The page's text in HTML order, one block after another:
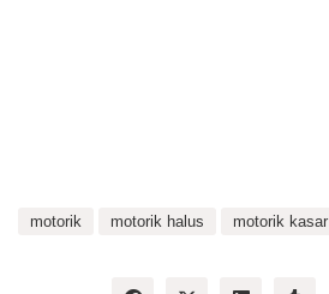
motorik motorik halus motorik kasar